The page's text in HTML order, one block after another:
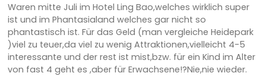
Waren mitte Juli im Hotel Ling Bao,welches wirklich super
ist und im Phantasialand welches gar nicht so
phantastisch ist. Für das Geld (man vergleiche Heidepark
)viel zu teuer,da viel zu wenig Attraktionen,vielleicht 4-5
interessante und der rest ist mist,bzw. für ein Kind im Alter
von fast 4 geht es ,aber für Erwachsene!?Nie,nie wieder.